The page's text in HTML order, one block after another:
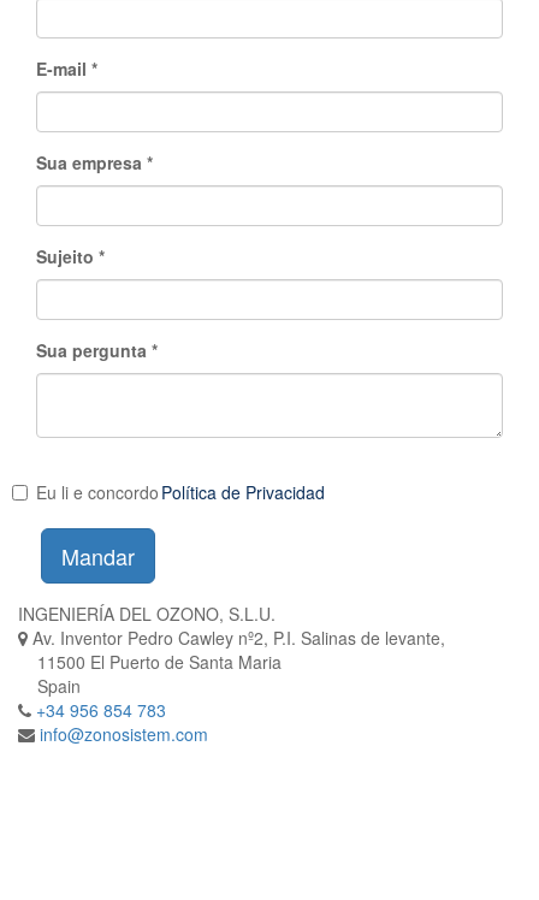
E-mail
Sua empresa
Sujeito
Sua pergunta
Eu li e concordo Política de Privacidad
Mandar
INGENIERÍA DEL OZONO, S.L.U.
Av. Inventor Pedro Cawley nº2, P.I. Salinas de levante,
11500 El Puerto de Santa Maria
Spain
+34 956 854 783
info@zonosistem.com